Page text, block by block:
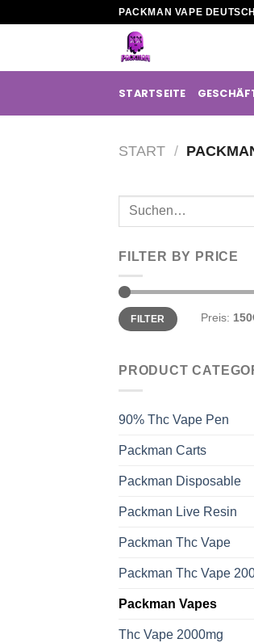
PACKMAN VAPE
STARTSEITE
START /
Suchen
FILTER BY PRICE
Min.
Preis
Max.
PreisFILTER Preis:
PRODUCT
90% Thc Vape Pen
Packman Carts
Packman Disposable
Packman Live Resin
Packman Thc Vape
Packman Thc Vape
Packman Vapes
Thc Vape 2000mg